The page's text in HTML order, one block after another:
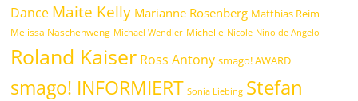
Dance Maite Kelly Marianne Rosenberg Matthias Reim
Melissa Naschenweng Michael Wendler Michelle Nicole Nino de Angelo
Roland Kaiser Ross Antony smago! AWARD
smago! INFORMIERT Sonia Liebing Stefan